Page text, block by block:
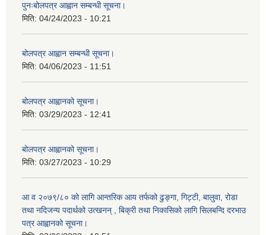
पुनःबोलपत्र आह्वान सम्बन्धी सूचना।
मिति: 04/24/2023 - 10:21
बोलपत्र आह्वान सम्बन्धी सूचना।
मिति: 04/06/2023 - 11:51
बोलपत्र आह्वानको सूचना।
मिति: 03/29/2023 - 12:41
बोलपत्र आह्वानको सूचना।
मिति: 03/27/2023 - 10:29
आ व २०७९/८० को लागि आन्तरिक आय तर्फको ढुङ्गा, गिट्टी, बालुवा, रोडा
तथा नदिजन्य पदार्थको उत्खनन् , बिक्री तथा निकासिको लागि सिलबन्दि दरभाउ
पत्र आह्वानको सूचना।